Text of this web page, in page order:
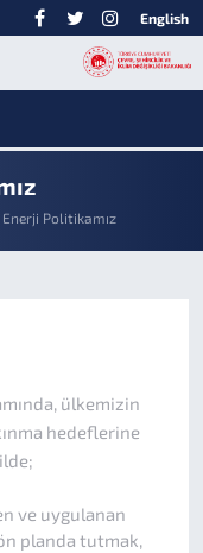
English
Enerji Politikamız
ülkemizin
hedeflerine
ve uygulanan
planda tutmak,